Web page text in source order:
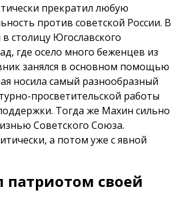
прекратил любую
против советской России. В
в столицу Югославского
где осело много беженцев из
занялся в основном помощью
носила самый разнообразный
просветительской работы
Тогда же Махин сильно
Советского Союза.
а потом уже с явной
патриотом своей